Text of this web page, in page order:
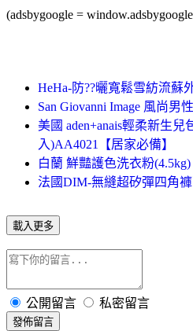
(adsbygoogle =
HeHa-防??曬寬鬆雪紡流蘇
San Giovanni Image 風尚男
美國 aden+anais輕柔新生
入)AA4021【居家必備】
白蘭 鮮豔護色洗衣粉(4.5kg)
法國DIM-無縫超矽彈四角
載入更多
公開留言 私密留言
發佈留言